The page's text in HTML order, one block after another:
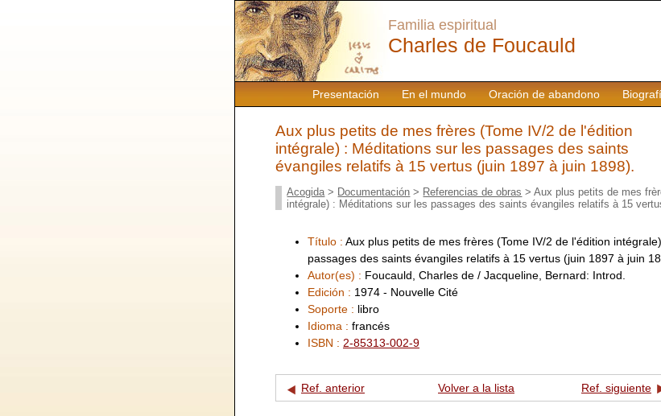
Presentación En el mundo Oración de abandono
Familia espiritual
Charles de Foucauld
Aux plus petits de mes frères (Tome IV/2 de l'édition
intégrale) : Méditations sur les passages des saints
évangiles relatifs à 15 vertus (juin 1897 à juin 1898).
Acogida > Documentación > Referencias de obras > Aux plus petits de mes
intégrale) : Méditations sur les passages des saints évangiles relatifs à 15
Título : Aux plus petits de mes frères (Tome IV/2 de l'édition
passages des saints évangiles relatifs à 15 vertus (juin 1897 à juin
Autor(es) : Foucauld, Charles de / Jacqueline, Bernard: Introd.
Edición : 1974 - Nouvelle Cité
Soporte : libro
Idioma : francés
ISBN : 2-85313-002-9
Ref. anterior Volver a la lista Ref. siguiente